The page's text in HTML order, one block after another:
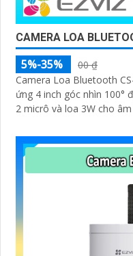
CAMERA LOA
5%-35%
00 ₫
Camera Loa Bluetooth
ứng 4 inch góc nhìn 100°